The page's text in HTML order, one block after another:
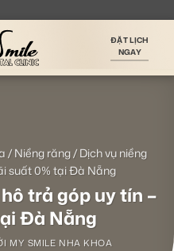
ĐẶT LỊCH
NGAY
/ Niềng răng/ Dịch vụ niềng
suất 0% tại Đà Nẵng
trả góp uy tín –
Đà Nẵng
MY SMILE NHA KHOA